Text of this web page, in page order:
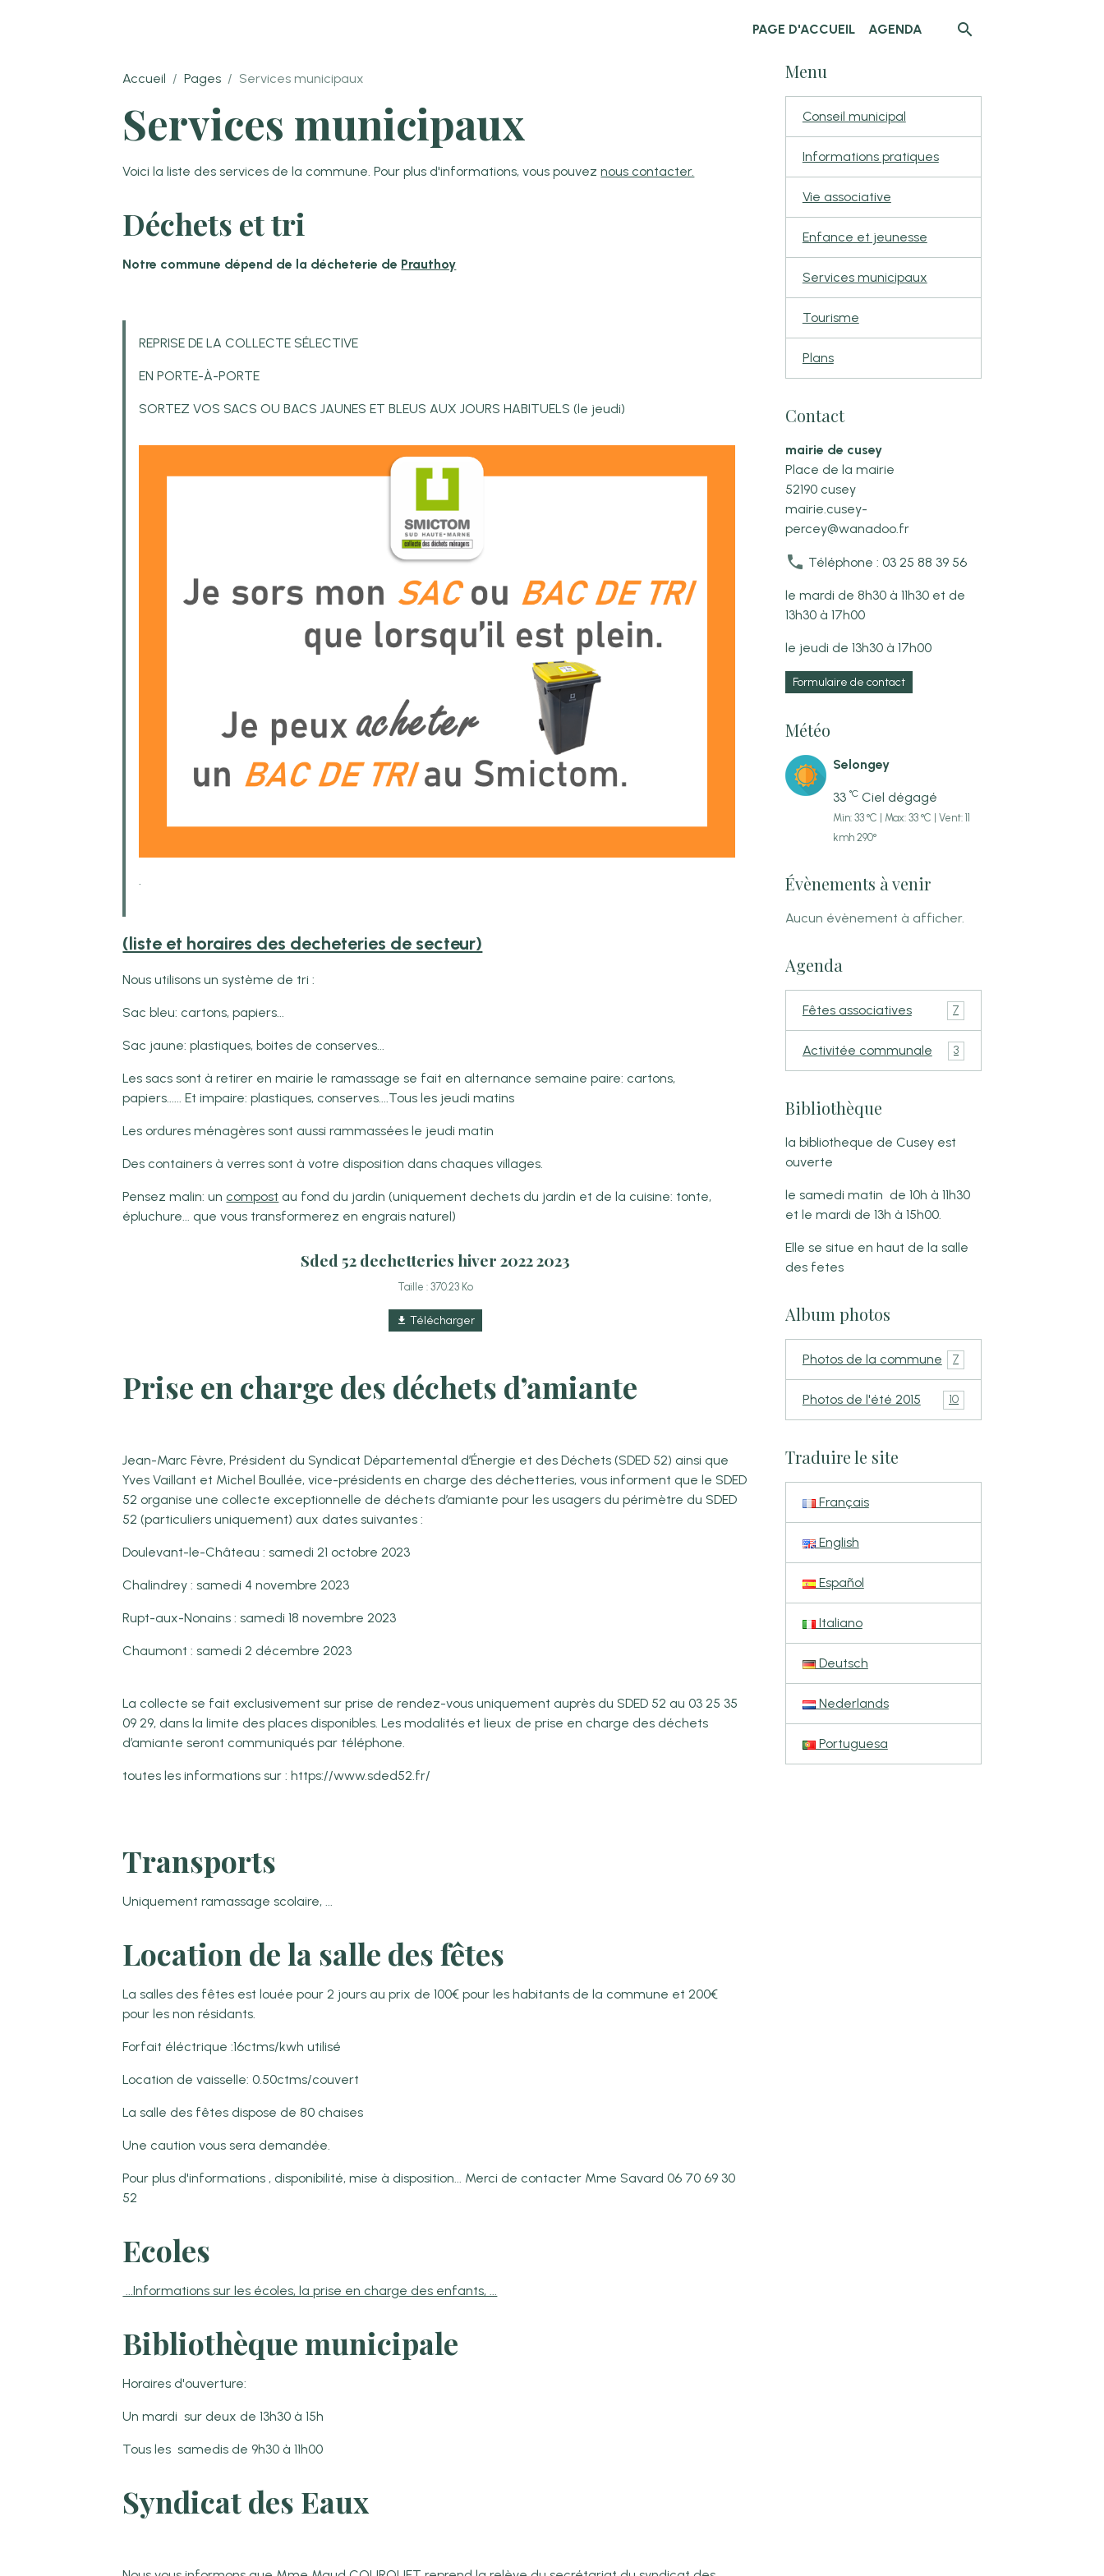
PAGE D'ACCUEIL AGENDA
Accueil Pages Services municipaux
Services municipaux
Voici la liste des services de la commune. Pour plus d'informations, vous pouveznous contacter.
Déchets et tri
Notre commune dépend de la décheterie de Prauthoy
REPRISE DE LA COLLECTE SÉLECTIVE
EN PORTE-À-PORTE
SORTEZ VOS SACS OU BACS JAUNES ET BLEUS AUX JOURS HABITUELS (le jeudi)
.
(liste et horaires des decheteries de secteur)
Nous utilisons un système de tri :
Sac bleu: cartons, papiers...
Sac jaune: plastiques, boites de conserves...
Les sacs sont à retirer en mairie le ramassage se fait en alternance semaine paire: cartons,
papiers...... Et impaire: plastiques, conserves....Tous les jeudi matins
Les ordures ménagères sont aussi rammassées le jeudi matin
Des containers à verres sont à votre disposition dans chaques villages.
Pensez malin: un compost au fond du jardin (uniquement dechets du jardin et de la cuisine: tonte,
épluchure... que vous transformerez en engrais naturel)
Sded 52 dechetteries hiver 2022 2023
Taille : 370.23 Ko
Télécharger
Prise en charge des déchets d’amiante
Jean-Marc Fèvre, Président du Syndicat Départemental d’Énergie et des Déchets (SDED 52) ainsi que
Yves Vaillant et Michel Boullée, vice-présidents en charge des déchetteries, vous informent que le SDED
52 organise une collecte exceptionnelle de déchets d’amiante pour les usagers du périmètre du SDED
52 (particuliers uniquement) aux dates suivantes :
Doulevant-le-Château : samedi 21 octobre 2023
Chalindrey : samedi 4 novembre 2023
Rupt-aux-Nonains : samedi 18 novembre 2023
Chaumont : samedi 2 décembre 2023
La collecte se fait exclusivement sur prise de rendez-vous uniquement auprès du SDED 52 au 03 25 35
09 29, dans la limite des places disponibles. Les modalités et lieux de prise en charge des déchets
d’amiante seront communiqués par téléphone.
toutes les informations sur : https://www.sded52.fr/
Transports
Uniquement ramassage scolaire, ...
Location de la salle des fêtes
La salles des fêtes est louée pour 2 jours au prix de 100€ pour les habitants de la commune et 200€
pour les non résidants.
Forfait éléctrique :16ctms/kwh utilisé
Location de vaisselle: 0.50ctms/couvert
La salle des fêtes dispose de 80 chaises
Une caution vous sera demandée.
Pour plus d'informations , disponibilité, mise à disposition... Merci de contacter Mme Savard 06 70 69 30
52
Ecoles
...Informations sur les écoles, la prise en charge des enfants, ...
Bibliothèque municipale
Horaires d'ouverture:
Un mardi sur deux de 13h30 à 15h
Tous les samedis de 9h30 à 11h00
Syndicat des Eaux
Menu
Conseil municipal
Informations pratiques
Vie associative
Enfance et jeunesse
Services municipaux
Tourisme
Plans
Contact
mairie de cusey
Place de la mairie
52190 cusey
mairie.cusey-
percey@wanadoo.fr
Téléphone : 03 25 88 39 56
le mardi de 8h30 à 11h30 et de
13h30 à 17h00
le jeudi de 13h30 à 17h00
Formulaire de contact
Météo
Selongey
33 °CCiel dégagé
Min: 33 °C | Max: 33 °C | Vent: 11
kmh 290°
Évènements à venir
Aucun évènement à afficher.
Agenda
Fêtes associatives 7
Activitée communale 3
Bibliothèque
la bibliotheque de Cusey est
ouverte
le samedi matin de 10h à 11h30
et le mardi de 13h à 15h00.
Elle se situe en haut de la salle
des fetes
Album photos
Photos de la commune 7
Photos de l'été 2015 10
Traduire le site
Français
English
Español
Italiano
Deutsch
Nederlands
Portuguesa